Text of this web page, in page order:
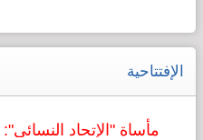
الإفتتاحية
مأساة "الإتحاد